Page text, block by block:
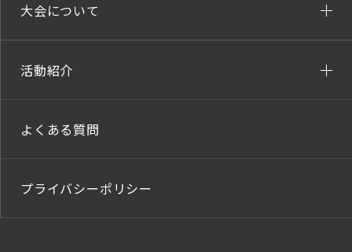
大会について
活動紹介
よくある質問
プライバシーポリシー